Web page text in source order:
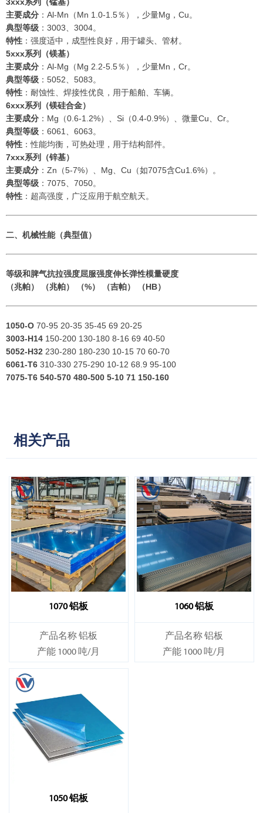
主要成分 ：Al-Mn（Mn 1.0-1.5％），少量Mg，Cu。
典型等级 ：3003、3004。
特性 ：强度适中，成型性良好，用于罐头、管材。
5xxx系列（镁基）
主要成分 ：Al-Mg（Mg 2.2-5.5％），少量Mn，Cr。
典型等级 ：5052、5083。
特性 ：耐蚀性、焊接性优良，用于船舶、车辆。
6xxx系列（镁硅合金）
主要成分 ：Mg（0.6-1.2%）、Si（0.4-0.9%）、微量Cu、Cr。
典型等级 ：6061、6063。
特性 ：性能均衡，可热处理，用于结构部件。
7xxx系列（锌基）
主要成分 ：Zn（5-7%）、Mg、Cu（如7075含Cu1.6%）。
典型等级 ：7075、7050。
特性 ：超高强度，广泛应用于航空航天。
二、机械性能（典型值）
等级和脾气抗拉强度屈服强度伸长弹性模量硬度
（兆帕）
（兆帕） （%） （吉帕） （HB）
1050-O 70-95 20-35 35-45 69 20-25
3003-H14 150-200 130-180 8-16 69 40-50
5052-H32 230-280 180-230 10-15 70 60-70
6061-T6 310-330 275-290 10-12 68.9 95-100
7075-T6 540-570 480-500 5-10 71 150-160
相关产品
1070 铝板
产品名称 铝板
产能 1000 吨/月
1060 铝板
产品名称 铝板
产能 1000 吨/月
1050 铝板